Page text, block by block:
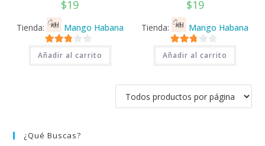
$19
Tienda: Mango Habana
2.71
de 5
Añadir al carrito
$19
Tienda: Mango Habana
2.71
de 5
Añadir al carrito
¿Qué Buscas?